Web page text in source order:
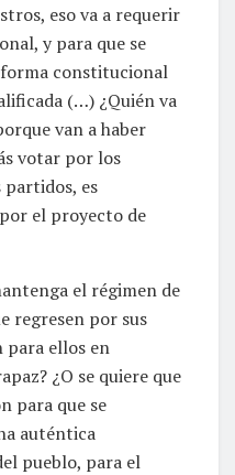
eso va a requerir
y para que se
constitucional
(…) ¿Quién va
van a haber
votar por los
es
el proyecto de
el régimen de
regresen por sus
para ellos en
¿O se quiere que
para que se
auténtica
pueblo, para el